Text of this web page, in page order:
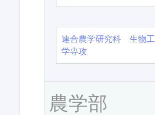
連合農学研究科 生物工
学専攻
農学部